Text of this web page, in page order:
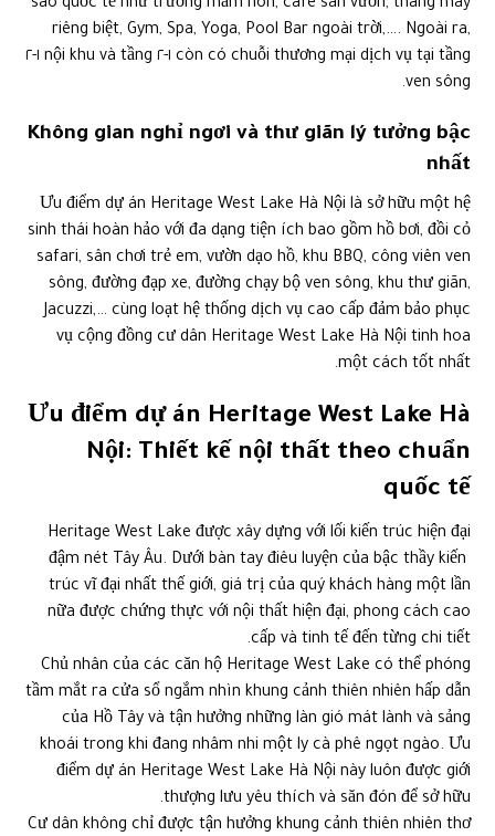
sao quốc tế như trường mầm non, cafe sân vườn, thang máy
riêng biệt, Gym, Spa, Yoga, Pool Bar ngoài trời,…. Ngoài ra,
còn có chuỗi thương mại dịch vụ tại tầng ١-٢ nội khu và tầng ١-٢
ven sông.
Không gian nghỉ ngơi và thư giãn lý tưởng bậc
nhất
Ưu điểm dự án Heritage West Lake Hà Nội là sở hữu một hệ
sinh thái hoàn hảo với đa dạng tiện ích bao gồm hồ bơi, đồi cỏ
safari, sân chơi trẻ em, vườn dạo hồ, khu BBQ, công viên ven
sông, đường đạp xe, đường chạy bộ ven sông, khu thư giãn,
Jacuzzi,… cùng loạt hệ thống dịch vụ cao cấp đảm bảo phục
vụ cộng đồng cư dân Heritage West Lake Hà Nội tinh hoa
một cách tốt nhất.
Ưu điểm dự án Heritage West Lake Hà
Nội: Thiết kế nội thất theo chuẩn
quốc tế
Heritage West Lake được xây dựng với lối kiến ​​trúc hiện đại
đậm nét Tây Âu. Dưới bàn tay điêu luyện của bậc thầy kiến ​​
trúc vĩ đại nhất thế giới, giá trị của quý khách hàng một lần
nữa được chứng thực với nội thất hiện đại, phong cách cao
cấp và tinh tế đến từng chi tiết.
Chủ nhân của các căn hộ Heritage West Lake có thể phóng
tầm mắt ra cửa sổ ngắm nhìn khung cảnh thiên nhiên hấp dẫn
của Hồ Tây và tận hưởng những làn gió mát lành và sảng
khoái trong khi đang nhâm nhi một ly cà phê ngọt ngào. Ưu
điểm dự án Heritage West Lake Hà Nội này luôn được giới
thượng lưu yêu thích và săn đón để sở hữu.
Cư dân không chỉ được tận hưởng khung cảnh thiên nhiên thơ